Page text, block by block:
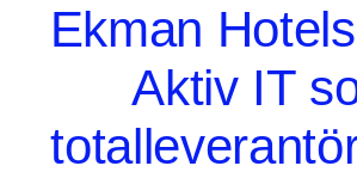
Ekman
Aktiv IT